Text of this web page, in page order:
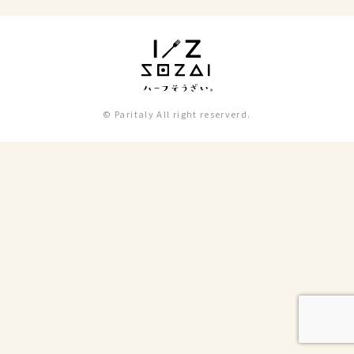
© Paritaly All right reserverd.